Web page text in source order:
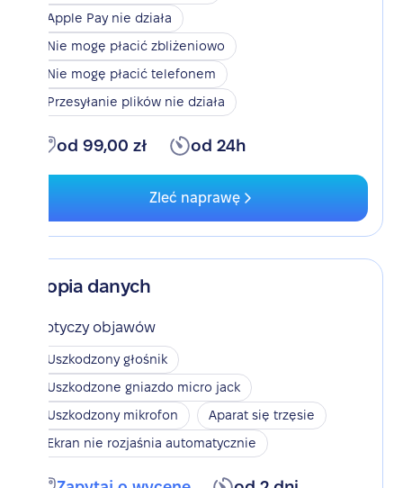
Apple Pay nie działa
Nie mogę płacić zbliżeniowo
Nie mogę płacić telefonem
Przesyłanie plików nie działa
od 99,00 zł od 24h
Zleć naprawę
Kopia danych
Dotyczy objawów
Uszkodzony głośnik
Uszkodzone gniazdo micro jack
Uszkodzony mikrofon
Aparat się trzęsie
Ekran nie rozjaśnia automatycznie